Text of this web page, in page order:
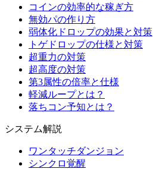
コインの効率的な稼ぎ方
無効パの作り方
弱体化ドロップの効果と対策
トゲドロップの仕様と対策
超重力の対策
超高度の対策
第3属性の倍率と仕様
軽減ループとは？
落ちコン予知とは？
システム解説
ワンタッチダンジョン
シンクロ覚醒